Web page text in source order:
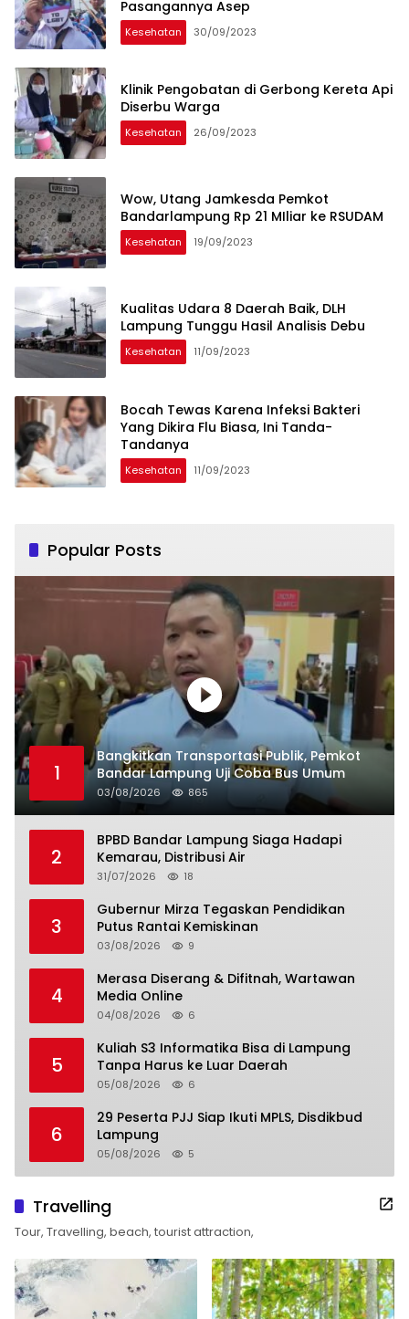
Pasangannya Asep
Kesehatan 30/09/2023
Klinik Pengobatan di Gerbong Kereta Api
Diserbu Warga
Kesehatan 26/09/2023
Wow, Utang Jamkesda Pemkot
Bandarlampung Rp 21 MIliar ke RSUDAM
Kesehatan 19/09/2023
Kualitas Udara 8 Daerah Baik, DLH
Lampung Tunggu Hasil Analisis Debu
Kesehatan 11/09/2023
Bocah Tewas Karena Infeksi Bakteri
Yang Dikira Flu Biasa, Ini Tanda-
Tandanya
Kesehatan 11/09/2023
Popular Posts
1
Bangkitkan Transportasi Publik, Pemkot
Bandar Lampung Uji Coba Bus Umum
03/08/2026 865
2
BPBD Bandar Lampung Siaga Hadapi
Kemarau, Distribusi Air
31/07/2026 18
3
Gubernur Mirza Tegaskan Pendidikan
Putus Rantai Kemiskinan
03/08/2026 9
4
Merasa Diserang & Difitnah, Wartawan
Media Online
04/08/2026 6
5
Kuliah S3 Informatika Bisa di Lampung
Tanpa Harus ke Luar Daerah
05/08/2026 6
6
29 Peserta PJJ Siap Ikuti MPLS, Disdikbud
Lampung
05/08/2026 5
Travelling
Tour, Travelling, beach, tourist attraction,